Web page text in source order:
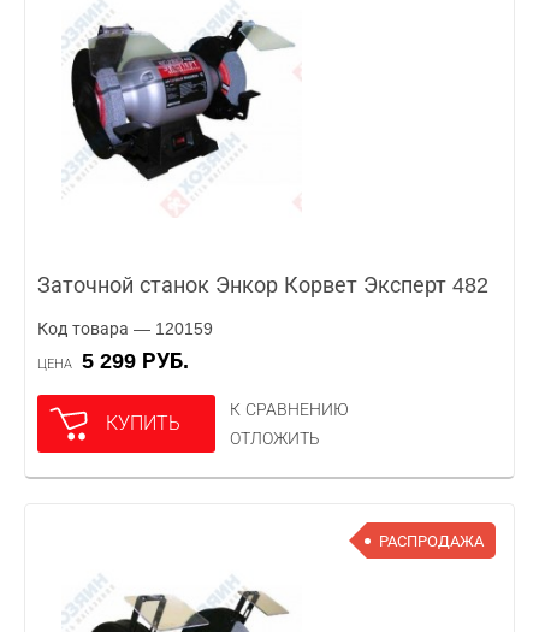
Заточной станок Энкор Корвет Эксперт 482
Код товара — 120159
ЦЕНА 5 299 РУБ.
КУПИТЬ
К СРАВНЕНИЮ
ОТЛОЖИТЬ
РАСПРОДАЖА